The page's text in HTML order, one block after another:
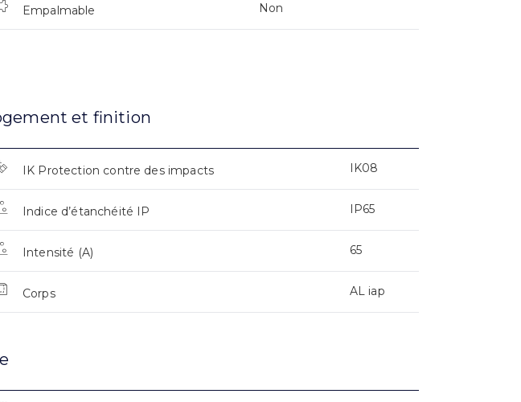
Empalmable Non
et finition
IK Protection contre des impacts IK08
Indice d’étanchéité IP IP65
Intensité (A) 65
Corps AL iap